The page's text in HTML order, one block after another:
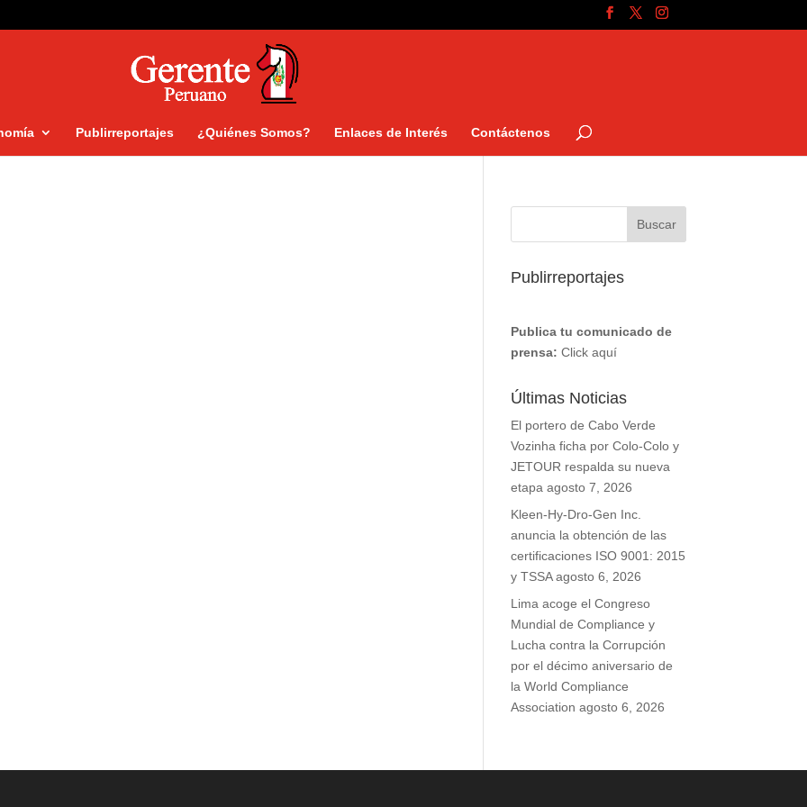
Publirreportajes ¿Quiénes Somos? Enlaces de Interés Contáctenos
Publirreportajes
Publica tu comunicado de
prensa: Click aquí
Últimas Noticias
El portero de Cabo Verde
Vozinha ficha por Colo-Colo y
JETOUR respalda su nueva
etapa agosto 7, 2026
Kleen-Hy-Dro-Gen Inc.
anuncia la obtención de las
certificaciones ISO 9001: 2015
y TSSA agosto 6, 2026
Lima acoge el Congreso
Mundial de Compliance y
Lucha contra la Corrupción
por el décimo aniversario de
la World Compliance
Association agosto 6, 2026